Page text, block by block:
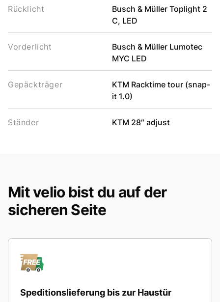
Rücklicht
Busch & Müller Toplight 2
C, LED
Vorderlicht
Busch & Müller Lumotec
MYC LED
Gepäckträger
KTM Racktime tour (snap-
it 1.0)
Ständer KTM 28″ adjust
Mit velio bist du auf der
sicheren Seite
Speditionslieferung bis zur Haustür